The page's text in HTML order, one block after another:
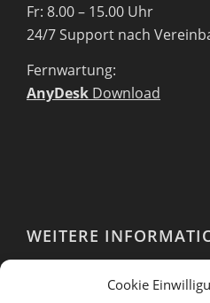
Cookie
Fr: 8.00 – 15.00 Uhr
24/7 Support nach
Fernwartung:
AnyDesk Download
WEITERE